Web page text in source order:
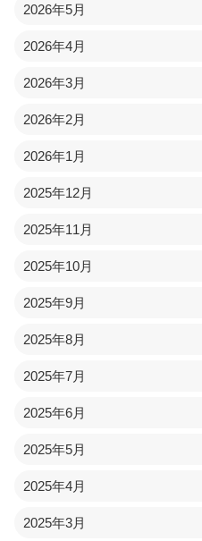
2026年5月
2026年4月
2026年3月
2026年2月
2026年1月
2025年12月
2025年11月
2025年10月
2025年9月
2025年8月
2025年7月
2025年6月
2025年5月
2025年4月
2025年3月